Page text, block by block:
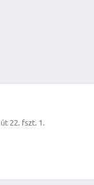
22. fszt. 1.